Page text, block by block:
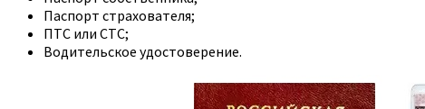
Паспорт страхователя;
ПТС или СТС;
Водительское удостоверение.